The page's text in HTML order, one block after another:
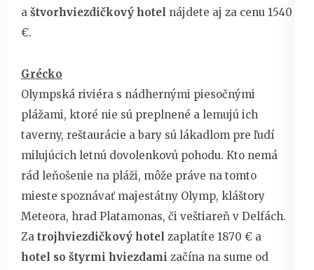
a štvorhviezdičkový hotel nájdete aj za cenu 1540
€.
Grécko
Olympská riviéra s nádhernými piesočnými
plážami, ktoré nie sú preplnené a lemujú ich
taverny, reštaurácie a bary sú lákadlom pre ľudí
milujúcich letnú dovolenkovú pohodu. Kto nemá
rád leňošenie na pláži, môže práve na tomto
mieste spoznávať majestátny Olymp, kláštory
Meteora, hrad Platamonas, či veštiareň v Delfách.
Za trojhviezdičkový hotel zaplatíte 1870 € a
hotel so štyrmi hviezdami začína na sume od